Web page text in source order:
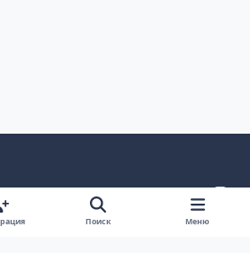
v
k
конфиденциальности
Поиск Меню